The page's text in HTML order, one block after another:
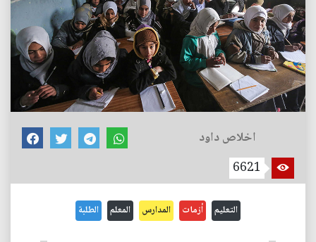
اخلاص داود
6621
التعليم أزمات المدارس المعلم الطلبة